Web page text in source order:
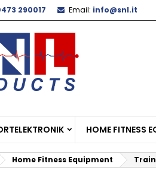
290017 Email: info@snl.it
HOME FITNESS
Home Fitness Equipment